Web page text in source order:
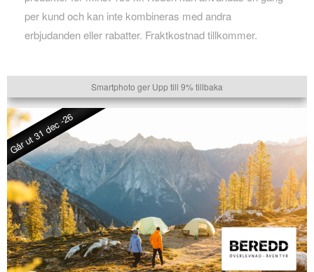
per kund och kan inte kombineras med andra
erbjudanden eller rabatter. Fraktkostnad tillkommer.
Smartphoto ger Upp till 9% tillbaka
Går ut 31 dec -26